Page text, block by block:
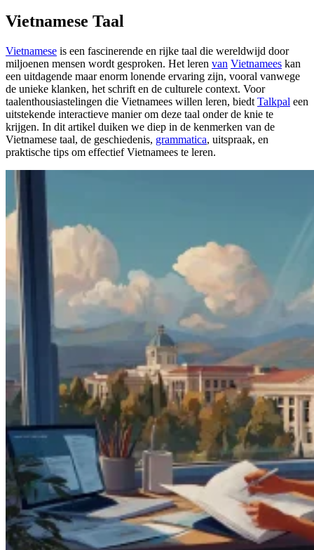
Vietnamese Taal
Vietnamese is een fascinerende en rijke taal die wereldwijd door
miljoenen mensen wordt gesproken. Het leren van Vietnamees kan
een uitdagende maar enorm lonende ervaring zijn, vooral vanwege
de unieke klanken, het schrift en de culturele context. Voor
taalenthousiastelingen die Vietnamees willen leren, biedt Talkpal een
uitstekende interactieve manier om deze taal onder de knie te
krijgen. In dit artikel duiken we diep in de kenmerken van de
Vietnamese taal, de geschiedenis, grammatica, uitspraak, en
praktische tips om effectief Vietnamees te leren.